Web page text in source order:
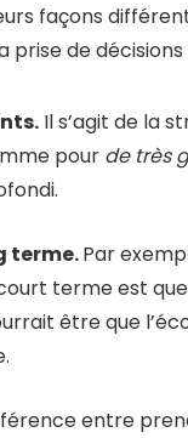
façons
prise de décisions
Il s’agit de la
pour de très
terme.Par
terme est
être que
entre